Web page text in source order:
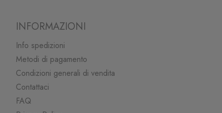
INFORMAZIONI
Info spedizioni
Metodi di pagamento
Condizioni generali di vendita
Contattaci
FAQ